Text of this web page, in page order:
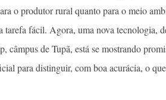
o produtor rural quanto para o meio
tarefa fácil. Agora, uma nova tecnologia,
câmpus de Tupã, está se mostrando
para distinguir, com boa acurácia, o